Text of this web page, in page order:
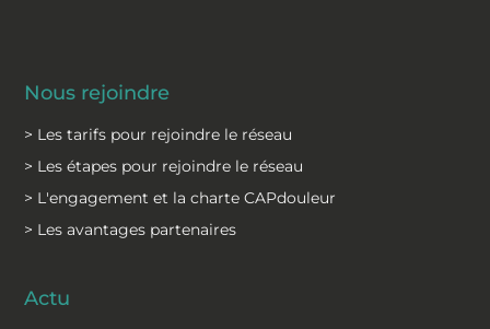
Nous rejoindre
> Les tarifs pour rejoindre le réseau
> Les étapes pour rejoindre le réseau
> L'engagement et la charte CAPdouleur
> Les avantages partenaires
Actu